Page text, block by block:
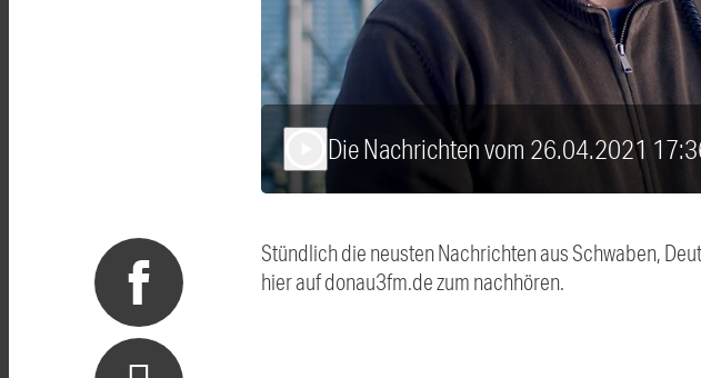
Die Nachrichten vom 26.04.2021
Stündlich die neusten Nachrichten aus Schwaben,
hier auf donau3fm.de zum nachhören.